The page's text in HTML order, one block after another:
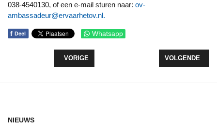
038-4540130, of een e-mail sturen naar: ov-
ambassadeur@ervaarhetov.nl.
f Deel Whatsapp
VORIG ARTIKEL: HAMBURGERFEEST BIJ
VORIGE VOLGENDE
VOLGENDE
NIEUWS